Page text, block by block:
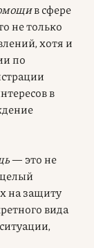
в сфере
не только
хотя и
по
в
— это не
целый
на защиту
вида